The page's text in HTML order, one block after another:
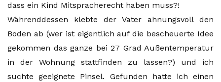
dass ein Kind Mitspracherecht haben muss?!
Währenddessen klebte der Vater ahnungsvoll den
Boden ab (wer ist eigentlich auf die bescheuerte Idee
gekommen das ganze bei 27 Grad Außentemperatur
in der Wohnung stattfinden zu lassen?) und ich
suchte geeignete Pinsel. Gefunden hatte ich einen